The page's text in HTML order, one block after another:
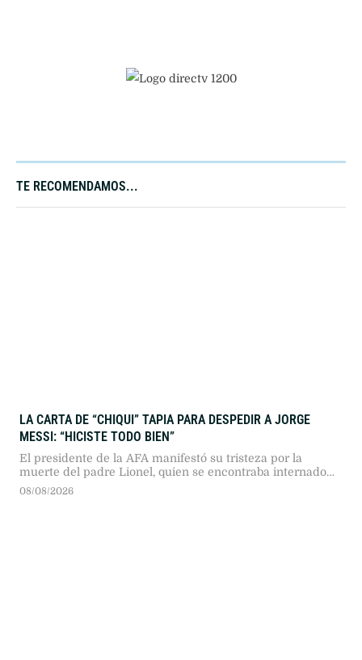
TE RECOMENDAMOS...
LA CARTA DE “CHIQUI” TAPIA PARA DESPEDIR A JORGE
MESSI: “HICISTE TODO BIEN”
El presidente de la AFA manifestó su tristeza por la
muerte del padre Lionel, quien se encontraba internado
en Rosario transitando una larga enfermedad.
08/08/2026